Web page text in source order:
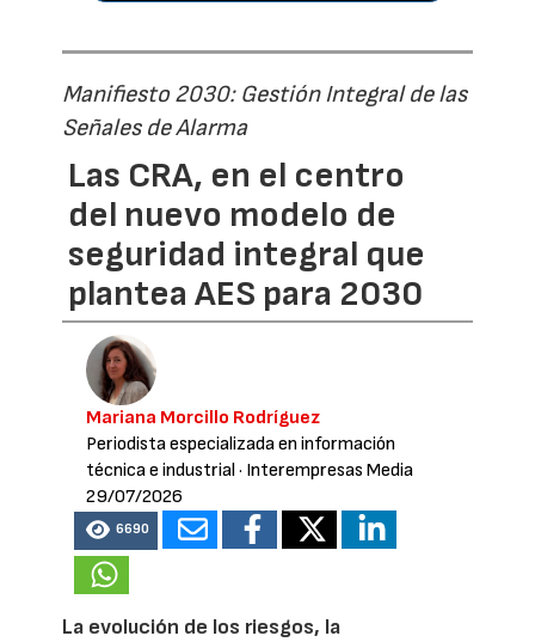
Manifiesto 2030: Gestión Integral de las
Señales de Alarma
Las CRA, en el centro
del nuevo modelo de
seguridad integral que
plantea AES para 2030
Mariana Morcillo Rodríguez
Periodista especializada en información
técnica e industrial· Interempresas Media
29/07/2026
6690
La evolución de los riesgos, la